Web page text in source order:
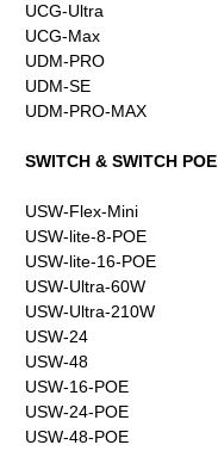
UCG-Ultra
UCG-Max
UDM-PRO
UDM-SE
UDM-PRO-MAX
SWITCH & SWITCH POE
USW-Flex-Mini
USW-lite-8-POE
USW-lite-16-POE
USW-Ultra-60W
USW-Ultra-210W
USW-24
USW-48
USW-16-POE
USW-24-POE
USW-48-POE